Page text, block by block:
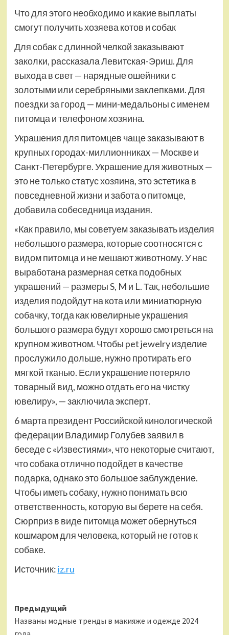
Что для этого необходимо и какие выплаты
смогут получить хозяева котов и собак
Для собак с длинной челкой заказывают
заколки, рассказала Левитская-Эриш. Для
выхода в свет — нарядные ошейники с
золотыми или серебряными заклепками. Для
поездки за город — мини-медальоны с именем
питомца и телефоном хозяина.
Украшения для питомцев чаще заказывают в
крупных городах-миллионниках — Москве и
Санкт-Петербурге. Украшение для животных —
это не только статус хозяина, это эстетика в
повседневной жизни и забота о питомце,
добавила собеседница издания.
«Как правило, мы советуем заказывать изделия
небольшого размера, которые соотносятся с
видом питомца и не мешают животному. У нас
выработана размерная сетка подобных
украшений — размеры S, M и L. Так, небольшие
изделия подойдут на кота или миниатюрную
собачку, тогда как ювелирные украшения
большого размера будут хорошо смотреться на
крупном животном. Чтобы pet jewelry изделие
прослужило дольше, нужно протирать его
мягкой тканью. Если украшение потеряло
товарный вид, можно отдать его на чистку
ювелиру», — заключила эксперт.
6 марта президент Российской кинологической
федерации Владимир Голубев заявил в
беседе с «Известиями», что некоторые считают,
что собака отлично подойдет в качестве
подарка, однако это большое заблуждение.
Чтобы иметь собаку, нужно понимать всю
ответственность, которую вы берете на себя.
Сюрприз в виде питомца может обернуться
кошмаром для человека, который не готов к
собаке.
Источник:iz.ru
Навигация
записи
Предыдущий
Названы модные тренды в макияже и одежде 2024